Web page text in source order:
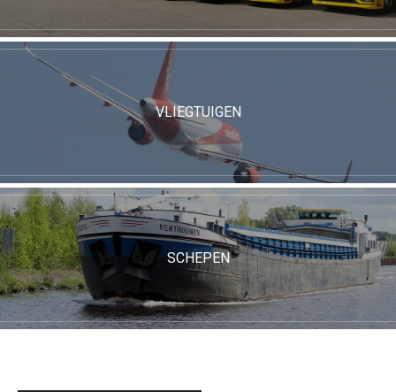
VLIEGTUIGEN
SCHEPEN